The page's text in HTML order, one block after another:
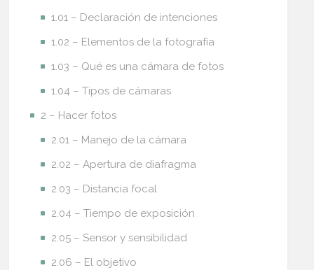
1.01 – Declaración de intenciones
1.02 – Elementos de la fotografía
1.03 – Qué es una cámara de fotos
1.04 – Tipos de cámaras
2 – Hacer fotos
2.01 – Manejo de la cámara
2.02 – Apertura de diafragma
2.03 – Distancia focal
2.04 – Tiempo de exposición
2.05 – Sensor y sensibilidad
2.06 – El objetivo